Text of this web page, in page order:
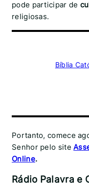
pode participar de
religiosas.
Bíblia
Portanto, comece
Senhor pelo site
Online.
Rádio Palavra e